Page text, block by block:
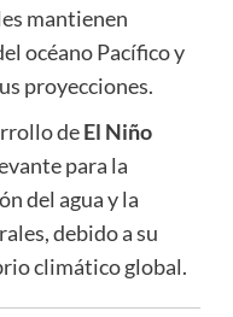
mantienen
océano Pacífico y
proyecciones.
deEl Niño
para la
del agua y la
debido a su
climático global.